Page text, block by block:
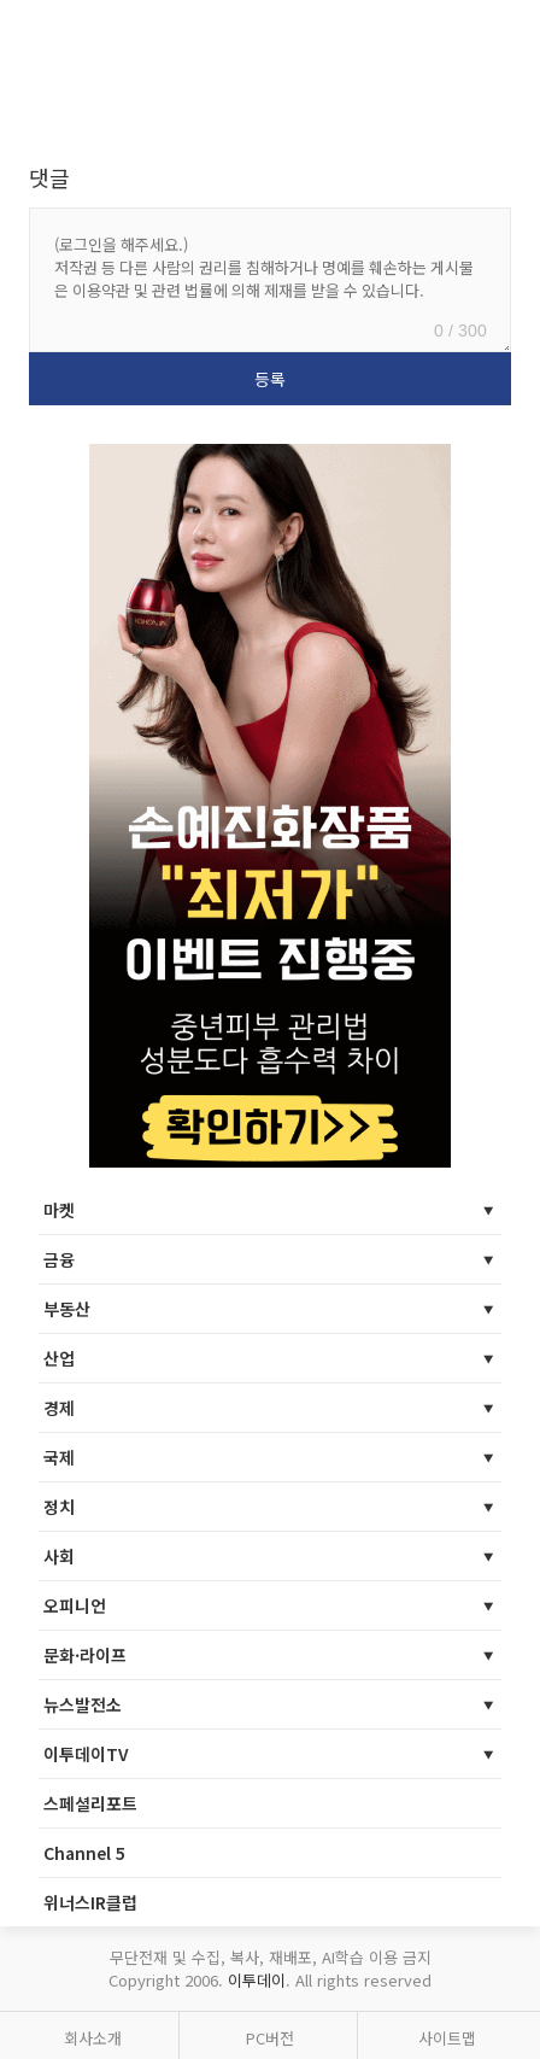
댓글
0 / 300
마켓
금융
부동산
산업
경제
국제
정치
사회
오피니언
문화·라이프
뉴스발전소
이투데이TV
스페셜리포트
Channel 5
위너스IR클럽
무단전재 및 수집, 복사, 재배포, AI학습 이용 금지
Copyright 2006. 이투데이. All rights reserved
회사소개 PC버전 사이트맵